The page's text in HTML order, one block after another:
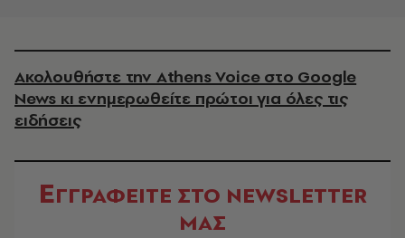
Ακολουθήστε την Athens Voice στο Google
News κι ενημερωθείτε πρώτοι για όλες τις
ειδήσεις
ΕΓΓΡΑΦΕΙΤΕ ΣΤΟ NEWSLETTER
ΜΑΣ